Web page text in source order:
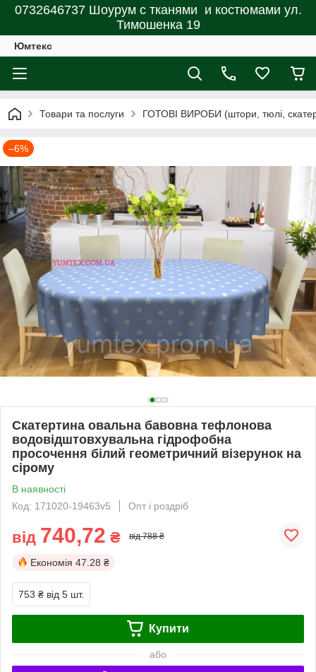
0732646737 Шоурум с тканями и костюмами ул.
Тимошенка 19
Юмтекс
Товари та послуги ГОТОВІ ВИРОБИ (штори, тюлі,
–6%
Скатертина овальна бавовна тефлонова
водовідштовхувальна гідрофобна
просочення білий геометричний візерунок на
сірому
В наявності
Код: 171020-19463v5
Опт і роздріб
від 740,72 ₴ від 788 ₴
Економія 47.28 ₴
753 ₴ від 5 шт.
Купити
або